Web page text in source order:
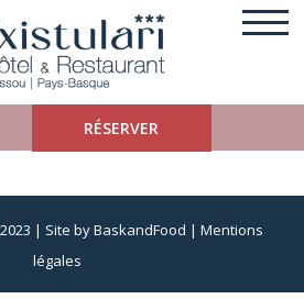
RÉSERVER
| Site by BaskandFood | Mentions
légales